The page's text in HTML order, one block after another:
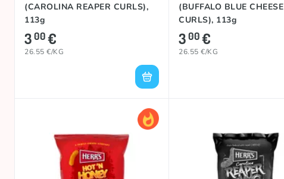
(CAROLINA REAPER CURLS),
113g
300€
26.55 €/KG
(BUFFALO BLUE CHEESE
CURLS), 113g
300€
26.55 €/KG